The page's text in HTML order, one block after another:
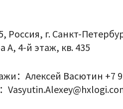
Россия, г. Санкт-
А, 4-й этаж, кв. 435
：Алексей Васютин +7